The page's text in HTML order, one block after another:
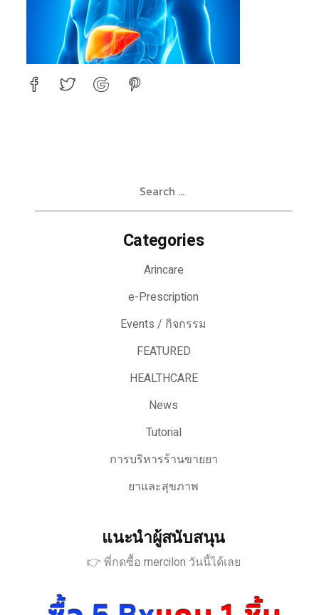
Categories
Arincare
e-Prescription
Events / กิจกรรม
FEATURED
HEALTHCARE
News
Tutorial
การบริหารร้านขายยา
ยาและสุขภาพ
แนะนำผู้สนับสนุน
👉 พี่กดซื้อ mercilon วันนี้ได้เลย